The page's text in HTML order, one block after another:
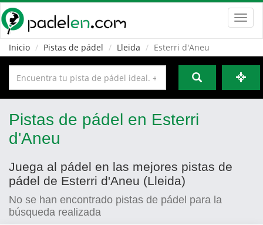
Inicio
Pistas de pádel Lleida Esterri d'Aneu
Pistas de pádel en Esterri
d'Aneu
Juega al pádel en las mejores pistas de
pádel de Esterri d'Aneu (Lleida)
No se han encontrado pistas de pádel para la
búsqueda realizada